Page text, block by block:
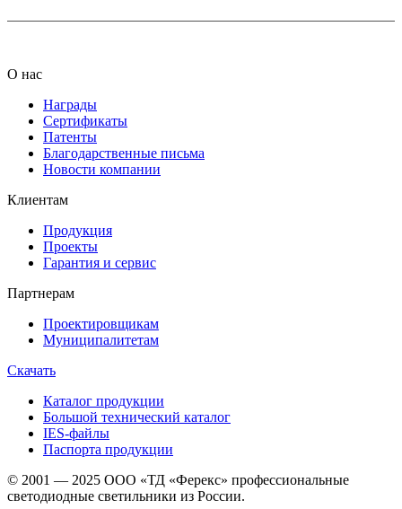
О нас
Награды
Сертификаты
Патенты
Благодарственные письма
Новости компании
Клиентам
Продукция
Проекты
Гарантия и сервис
Партнерам
Проектировщикам
Муниципалитетам
Скачать
Каталог продукции
Большой технический каталог
IES-файлы
Паспорта продукции
© 2001 — 2025 ООО «ТД «Ферекс» профессиональные
светодиодные светильники из России.